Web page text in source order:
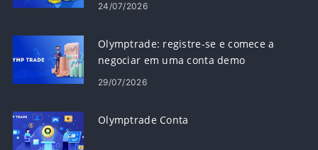
24/07/2026
Olymptrade: registre-se e comece a
negociar em uma conta demo
29/07/2026
Olymptrade Conta